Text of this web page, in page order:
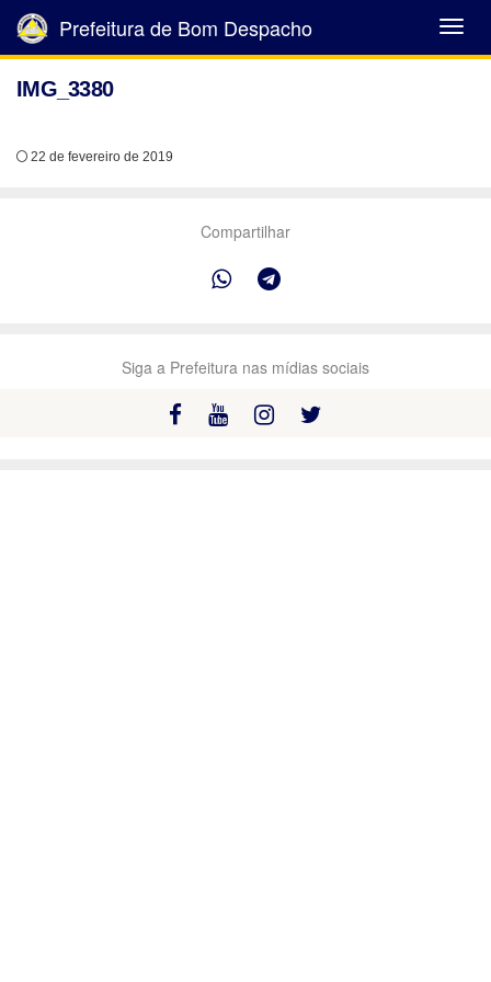
Abrir
Menu
Prefeitura de Bom Despacho
IMG_3380
22 de fevereiro de 2019
Compartilhar
Siga a Prefeitura nas mídias sociais